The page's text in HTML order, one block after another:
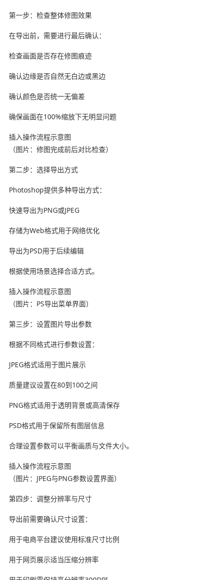
第一步：检查整体修图效果
在导出前，需要进行最后确认：
检查画面是否存在修图痕迹
确认边缘是否自然无白边或黑边
确认颜色是否统一无偏差
确保画面在100%缩放下无明显问题
插入操作流程示意图
（图片：修图完成前后对比检查）
第二步：选择导出方式
Photoshop提供多种导出方式：
快速导出为PNG或JPEG
存储为Web格式用于网络优化
导出为PSD用于后续编辑
根据使用场景选择合适方式。
插入操作流程示意图
（图片：PS导出菜单界面）
第三步：设置图片导出参数
根据不同格式进行参数设置：
JPEG格式适用于图片展示
质量建议设置在80到100之间
PNG格式适用于透明背景或高清保存
PSD格式用于保留所有图层信息
合理设置参数可以平衡画质与文件大小。
插入操作流程示意图
（图片：JPEG与PNG参数设置界面）
第四步：调整分辨率与尺寸
导出前需要确认尺寸设置：
用于电商平台建议使用标准尺寸比例
用于网页展示适当压缩分辨率